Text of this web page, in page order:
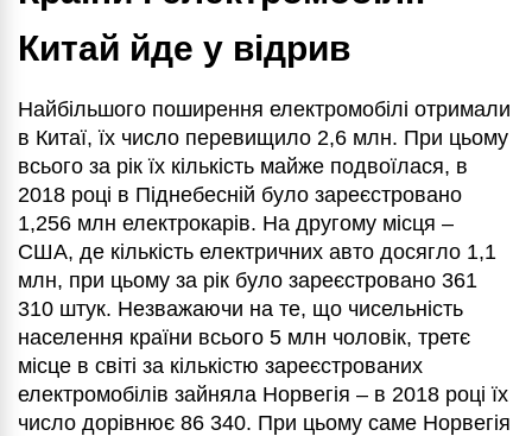
Китай йде у відрив
Найбільшого поширення електромобілі отримали
в Китаї, їх число перевищило 2,6 млн. При цьому
всього за рік їх кількість майже подвоїлася, в
2018 році в Піднебесній було зареєстровано
1,256 млн електрокарів. На другому місця –
США, де кількість електричних авто досягло 1,1
млн, при цьому за рік було зареєстровано 361
310 штук. Незважаючи на те, що чисельність
населення країни всього 5 млн чоловік, третє
місце в світі за кількістю зареєстрованих
електромобілів зайняла Норвегія – в 2018 році їх
число дорівнює 86 340. При цьому саме Норвегія